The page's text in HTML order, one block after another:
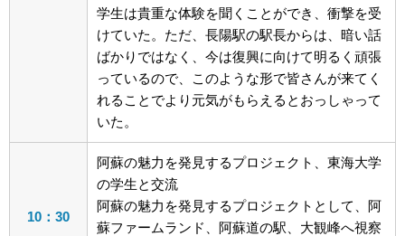
学生は貴重な体験を聞くことができ、衝撃を受
けていた。ただ、長陽駅の駅長からは、暗い話
ばかりではなく、今は復興に向けて明るく頑張
っているので、このような形で皆さんが来てく
れることでより元気がもらえるとおっしゃって
いた。
10：30
阿蘇の魅力を発見するプロジェクト、東海大学
の学生と交流
阿蘇の魅力を発見するプロジェクトとして、阿
蘇ファームランド、阿蘇道の駅、大観峰へ視察